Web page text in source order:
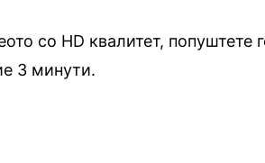
со HD квалитет, попуштете
3 минути.